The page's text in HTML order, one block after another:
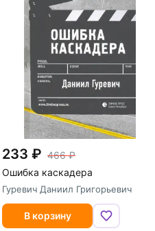
233
466
Ошибка каскадера
Гуревич Даниил Григорьевич
В корзину